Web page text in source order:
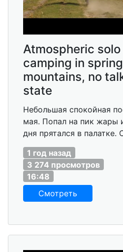
Atmospheric
camping in
mountains, no
state
Небольшая спокойная
мая. Попал на пик жары
дня прятался в палатке.
1 год назад
3 274 просмотров
16:48
Смотреть